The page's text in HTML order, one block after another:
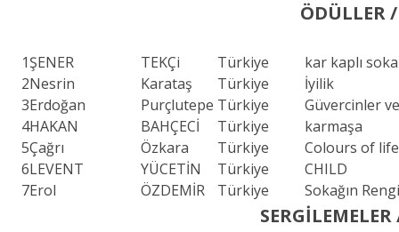
ÖDÜLLER
1ŞENER TEKÇi Türkiye
kar kaplı
2Nesrin Karataş Türkiye
İyilik
3Erdoğan Purçlutepe Türkiye
Güvercinler
4HAKAN BAHÇECİ Türkiye
karmaşa
5Çağrı Özkara Türkiye
Colours of life
6LEVENT YÜCETİN Türkiye
CHILD
7Erol ÖZDEMİR Türkiye Sokağın Rengi